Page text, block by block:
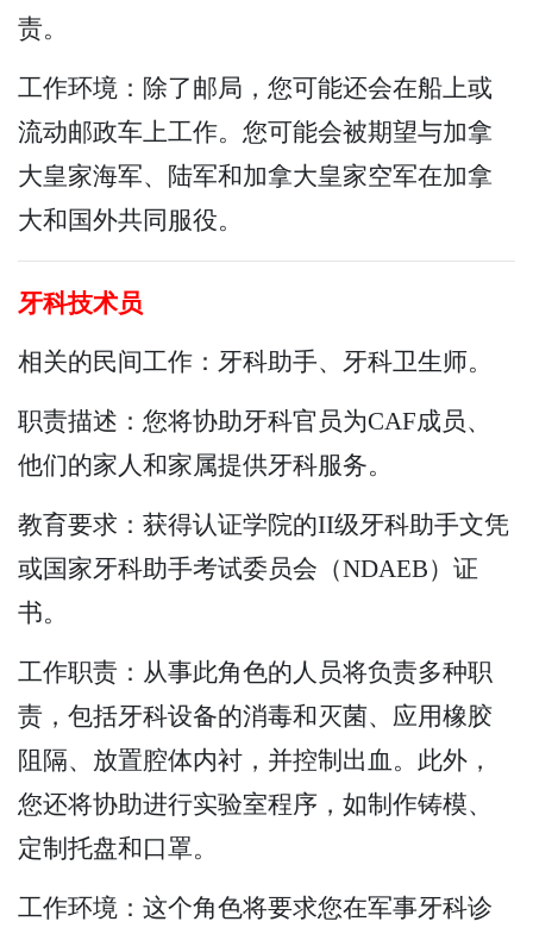
责。
工作环境：除了邮局，您可能还会在船上或
流动邮政车上工作。您可能会被期望与加拿
大皇家海军、陆军和加拿大皇家空军在加拿
大和国外共同服役。
牙科技术员
相关的民间工作：牙科助手、牙科卫生师。
职责描述：您将协助牙科官员为CAF成员、
他们的家人和家属提供牙科服务。
教育要求：获得认证学院的II级牙科助手文凭
或国家牙科助手考试委员会（NDAEB）证
书。
工作职责：从事此角色的人员将负责多种职
责，包括牙科设备的消毒和灭菌、应用橡胶
阻隔、放置腔体内衬，并控制出血。此外，
您还将协助进行实验室程序，如制作铸模、
定制托盘和口罩。
工作环境：这个角色将要求您在军事牙科诊